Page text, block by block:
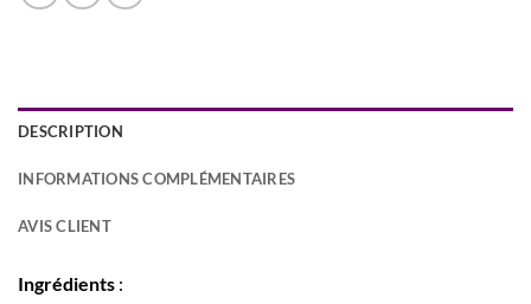
DESCRIPTION
INFORMATIONS COMPLÉMENTAIRES
AVIS CLIENT
Ingrédients :